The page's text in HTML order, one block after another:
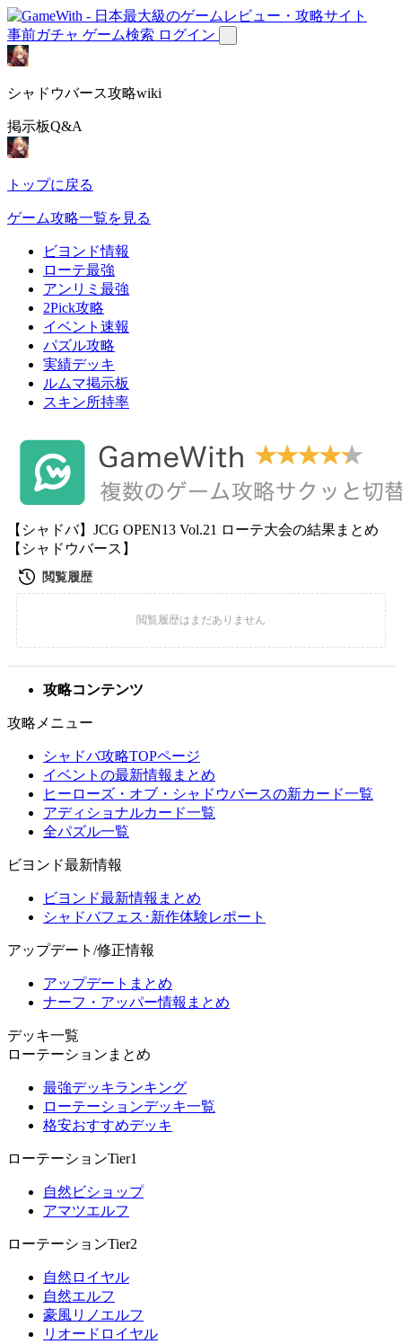
事前ガチャ ゲーム検索 ログイン
シャドウバース攻略wiki
掲示板Q&A
トップに戻る
ゲーム攻略一覧を見る
ビヨンド情報
ローテ最強
アンリミ最強
2Pick攻略
イベント速報
パズル攻略
実績デッキ
ルムマ掲示板
スキン所持率
【シャドバ】JCG OPEN13 Vol.21 ローテ大会の結果まとめ
【シャドウバース】
攻略コンテンツ
攻略メニュー
シャドバ攻略TOPページ
イベントの最新情報まとめ
ヒーローズ・オブ・シャドウバースの新カード一覧
アディショナルカード一覧
全パズル一覧
ビヨンド最新情報
ビヨンド最新情報まとめ
シャドバフェス･新作体験レポート
アップデート/修正情報
アップデートまとめ
ナーフ・アッパー情報まとめ
デッキ一覧
ローテーションまとめ
最強デッキランキング
ローテーションデッキ一覧
格安おすすめデッキ
ローテーションTier1
自然ビショップ
アマツエルフ
ローテーションTier2
自然ロイヤル
自然エルフ
豪風リノエルフ
リオードロイヤル